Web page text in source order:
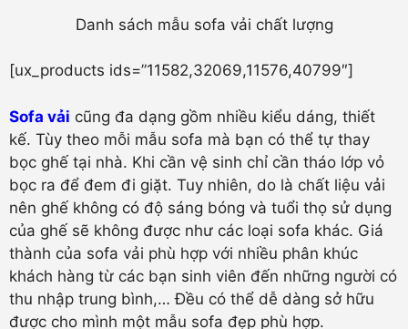
Danh sách mẫu sofa vải chất lượng
[ux_products ids=”11582,32069,11576,40799″]
Sofa vải cũng đa dạng gồm nhiều kiểu dáng, thiết
kế. Tùy theo mỗi mẫu sofa mà bạn có thể tự thay
bọc ghế tại nhà. Khi cần vệ sinh chỉ cần tháo lớp vỏ
bọc ra để đem đi giặt. Tuy nhiên, do là chất liệu vải
nên ghế không có độ sáng bóng và tuổi thọ sử dụng
của ghế sẽ không được như các loại sofa khác. Giá
thành của sofa vải phù hợp với nhiều phân khúc
khách hàng từ các bạn sinh viên đến những người có
thu nhập trung bình,… Đều có thể dễ dàng sở hữu
được cho mình một mẫu sofa đẹp phù hợp.